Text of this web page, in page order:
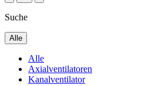
Suche
Alle
Alle
Axialventilatoren
Kanalventilator